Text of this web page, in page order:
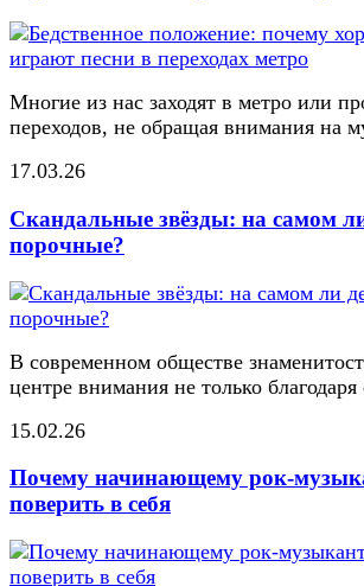
Многие из нас заходят в метро или
переходов, не обращая внимания на
17.03.26
Скандальные звёзды: на самом
порочные?
В современном обществе
центре внимания не только
15.02.26
Почему начинающему рок-
поверить в себя